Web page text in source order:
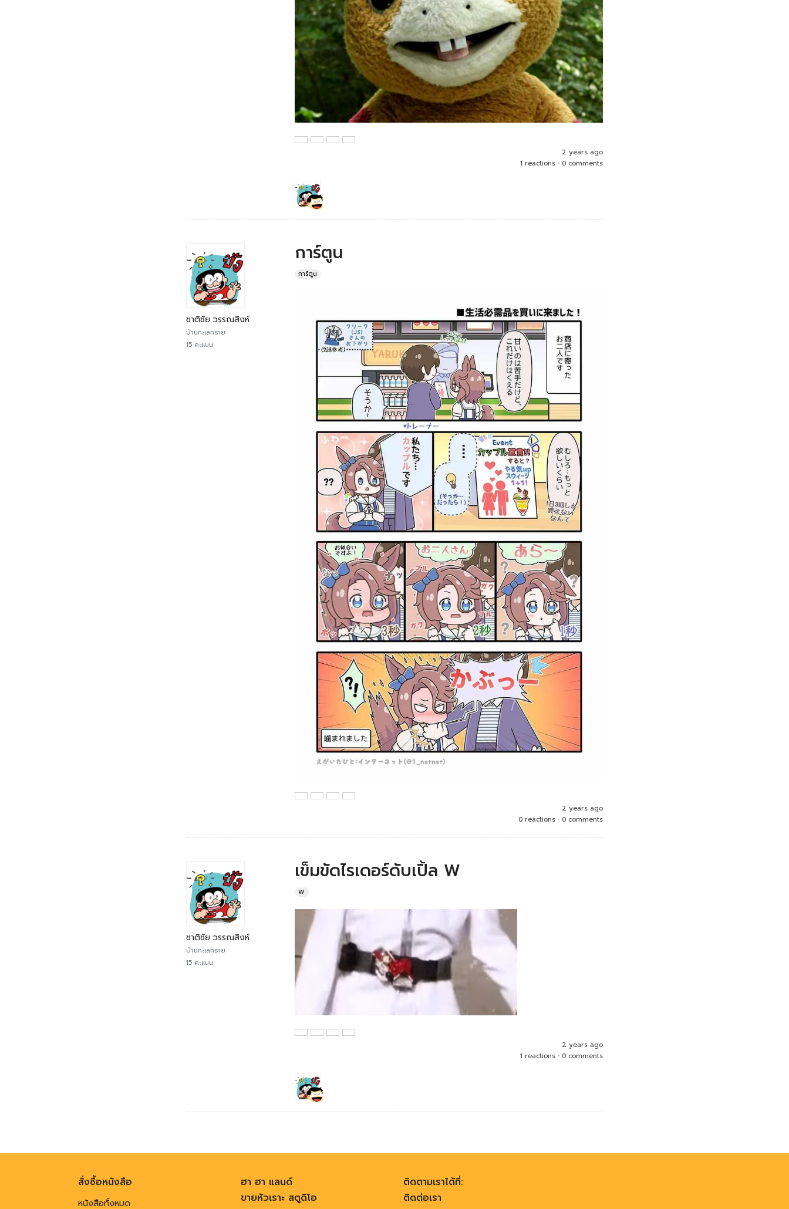
2 years ago
1 reactions • 0 comments
ชาติชัย วรรณสิงห์
บ้านทะเลทราย
15 คะแนน
การ์ตูน
การ์ตูน
2 years ago
0 reactions • 0 comments
ชาติชัย วรรณสิงห์
บ้านทะเลทราย
15 คะแนน
เข็มขัดไรเดอร์ดับเปิ้ล W
W
2 years ago
1 reactions • 0 comments
สั่งซื้อหนังสือ
หนังสือทั้งหมด
ฮา ฮา แลนด์
ขายหัวเราะ สตูดิโอ
ติดตามเราได้ที่:
ติดต่อเรา